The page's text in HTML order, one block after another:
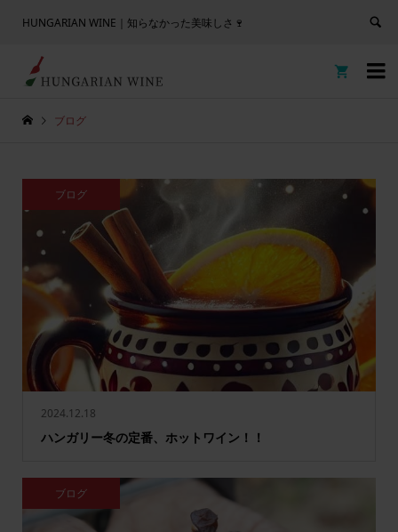
HUNGARIAN WINE｜知らなかった美味しさ🍷


ブログ
2024.12.18
ハンガリー冬の定番、ホットワイン！！
ブログ
ブログ